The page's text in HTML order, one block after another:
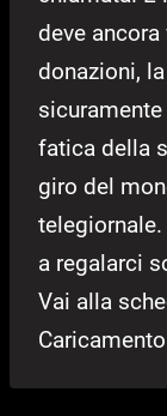
deve
donazioni,
fatica della
giro del
a regalarci
Vai alla